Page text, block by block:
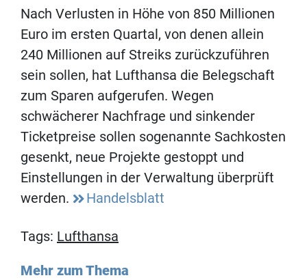
Nach Verlusten in Höhe von 850 Millionen
Euro im ersten Quartal, von denen allein
240 Millionen auf Streiks zurückzuführen
sein sollen, hat Lufthansa die Belegschaft
zum Sparen aufgerufen. Wegen
schwächerer Nachfrage und sinkender
Ticketpreise sollen sogenannte Sachkosten
gesenkt, neue Projekte gestoppt und
Einstellungen in der Verwaltung überprüft
werden.
Handelsblatt
Tags: Lufthansa
Mehr zum Thema